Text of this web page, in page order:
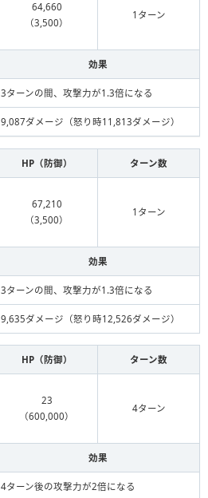
聖龍石
闇の小鬼
ヴァンP魔
ねむり姫
トーエン
究極降三世明王
64,660
（3,500）
1ターン
効果
3ターンの間、攻撃力が1.3倍になる
9,087ダメージ（怒り時11,813ダメージ）
HP（防御） ターン数
67,210
（3,500）
1ターン
効果
3ターンの間、攻撃力が1.3倍になる
9,635ダメージ（怒り時12,526ダメージ）
HP（防御） ターン数
23
（600,000）
4ターン
効果
4ターン後の攻撃力が2倍になる